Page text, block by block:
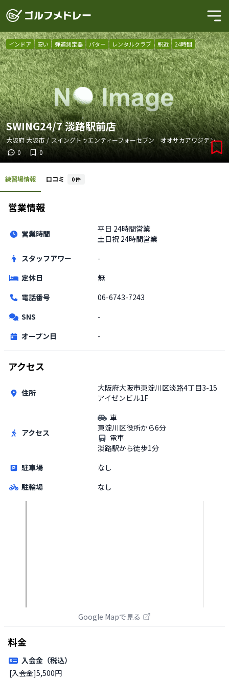
インドア 安い 弾道測定器 パター レンタルクラブ 駅近 24時間
SWING24/7 淡路駅前店
大阪府大阪市 / スイングトゥエンティーフォーセブン オオサカアワジテン
0
0
練習場情報 口コミ 0件
営業情報
営業時間 平日 24時間営業
土日祝 24時間営業
スタッフアワー
-
定休日
無
電話番号
06-6743-7243
SNS
-
オープン日
-
アクセス
住所
大阪府大阪市東淀川区淡路4丁目3-15
アイゼンビル1F
アクセス
車
東淀川区役所から6分
電車
淡路駅から徒歩1分
駐車場
なし
駐輪場
なし
Google Mapで見る
料金
入会金（税込）